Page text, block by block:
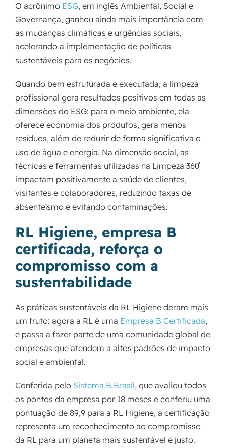
O acrônimo ESG, em inglês Ambiental, Social e
Governança, ganhou ainda mais importância com
as mudanças climáticas e urgências sociais,
acelerando a implementação de políticas
sustentáveis para os negócios.
Quando bem estruturada e executada, a limpeza
profissional gera resultados positivos em todas as
dimensões do ESG: para o meio ambiente, ela
oferece economia dos produtos, gera menos
resíduos, além de reduzir de forma significativa o
uso de água e energia. Na dimensão social, as
técnicas e ferramentas utilizadas na Limpeza 360̊
impactam positivamente a saúde de clientes,
visitantes e colaboradores, reduzindo taxas de
absenteísmo e evitando contaminações.
RL Higiene, empresa B
certificada, reforça o
compromisso com a
sustentabilidade
As práticas sustentáveis da RL Higiene deram mais
um fruto: agora a RL é uma Empresa B Certificada,
e passa a fazer parte de uma comunidade global de
empresas que atendem a altos padrões de impacto
social e ambiental.
Conferida pelo Sistema B Brasil, que avaliou todos
os pontos da empresa por 18 meses e conferiu uma
pontuação de 89,9 para a RL Higiene, a certificação
representa um reconhecimento ao compromisso
da RL para um planeta mais sustentável e justo.